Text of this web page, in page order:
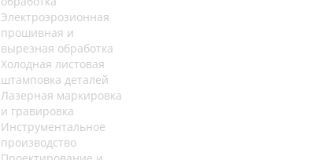
Электроэрозионная
прошивная и
вырезная обработка
Холодная листовая
штамповка деталей
Лазерная маркировка
и гравировка
Инструментальное
производство